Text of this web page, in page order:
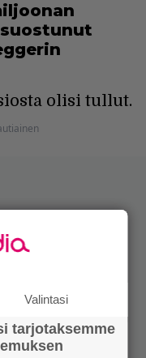
olisi tullut.
Valintasi
tarjotaksemme